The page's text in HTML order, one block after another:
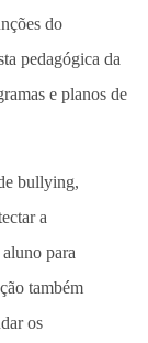
do
pedagógica da
e planos de
bullying,
a
para
também
os